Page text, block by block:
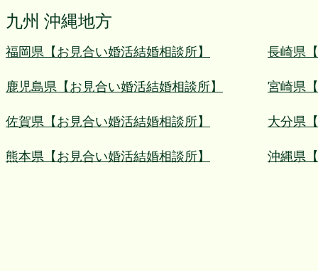
九州 沖縄地方
福岡県【お見合い婚活結婚相談所】
鹿児島県【お見合い婚活結婚相談所】
佐賀県【お見合い婚活結婚相談所】
熊本県【お見合い婚活結婚相談所】
長崎県
宮崎県
大分県
沖縄県